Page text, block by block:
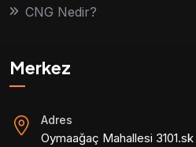
CNG Nedir?
Merkez
Adres
Oymaağaç Mahallesi 3101.sk